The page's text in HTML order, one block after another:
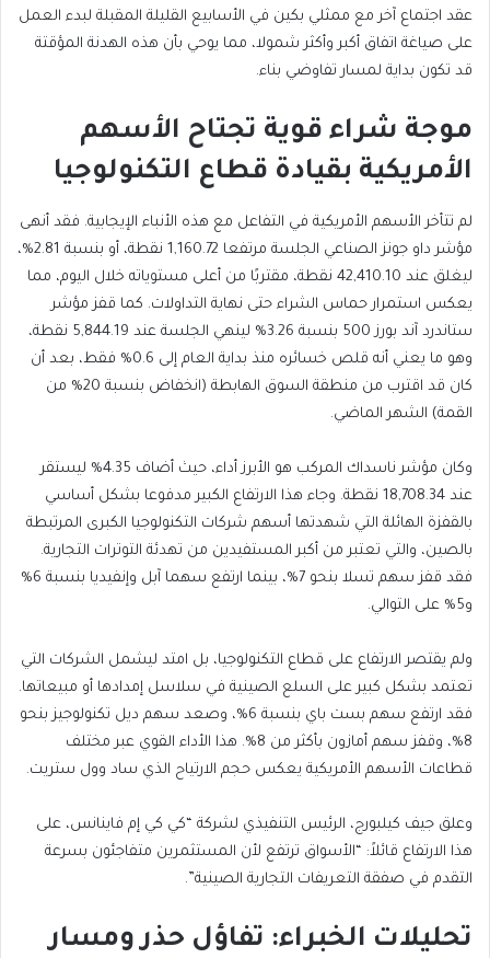
عقد اجتماع آخر مع ممثلي بكين في الأسابيع القليلة المقبلة لبدء العمل
على صياغة اتفاق أكبر وأكثر شمولا، مما يوحي بأن هذه الهدنة المؤقتة
قد تكون بداية لمسار تفاوضي بناء.
موجة شراء قوية تجتاح الأسهم
الأمريكية بقيادة قطاع التكنولوجيا
لم تتأخر الأسهم الأمريكية في التفاعل مع هذه الأنباء الإيجابية. فقد أنهى
مؤشر داو جونز الصناعي الجلسة مرتفعا 1,160.72 نقطة، أو بنسبة 2.81%،
ليغلق عند 42,410.10 نقطة، مقتربًا من أعلى مستوياته خلال اليوم، مما
يعكس استمرار حماس الشراء حتى نهاية التداولات. كما قفز مؤشر
ستاندرد آند بورز 500 بنسبة 3.26% لينهي الجلسة عند 5,844.19 نقطة،
وهو ما يعني أنه قلص خسائره منذ بداية العام إلى 0.6% فقط، بعد أن
كان قد اقترب من منطقة السوق الهابطة (انخفاض بنسبة 20% من
القمة) الشهر الماضي.
وكان مؤشر ناسداك المركب هو الأبرز أداء، حيث أضاف 4.35% ليستقر
عند 18,708.34 نقطة. وجاء هذا الارتفاع الكبير مدفوعا بشكل أساسي
بالقفزة الهائلة التي شهدتها أسهم شركات التكنولوجيا الكبرى المرتبطة
بالصين، والتي تعتبر من أكبر المستفيدين من تهدئة التوترات التجارية.
فقد قفز سهم تسلا بنحو 7%، بينما ارتفع سهما آبل وإنفيديا بنسبة 6%
و5% على التوالي.
ولم يقتصر الارتفاع على قطاع التكنولوجيا، بل امتد ليشمل الشركات التي
تعتمد بشكل كبير على السلع الصينية في سلاسل إمدادها أو مبيعاتها.
فقد ارتفع سهم بست باي بنسبة 6%، وصعد سهم ديل تكنولوجيز بنحو
8%، وقفز سهم أمازون بأكثر من 8%. هذا الأداء القوي عبر مختلف
قطاعات الأسهم الأمريكية يعكس حجم الارتياح الذي ساد وول ستريت.
وعلق جيف كيلبورج، الرئيس التنفيذي لشركة “كي كي إم فاينانس، على
هذا الارتفاع قائلاً: “الأسواق ترتفع لأن المستثمرين متفاجئون بسرعة
التقدم في صفقة التعريفات التجارية الصينية”.
تحليلات الخبراء: تفاؤل حذر ومسار